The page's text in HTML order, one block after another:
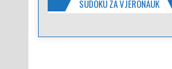
SUDOKU ZA VJERONAUK